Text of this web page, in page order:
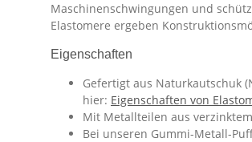
Maschinenschwingungen und
Elastomere ergeben
Eigenschaften
Gefertigt aus Naturkautschuk
hier: Eigenschaften von
Mit Metallteilen aus
Bei unseren Gummi-Metall-